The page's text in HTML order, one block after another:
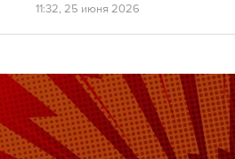
11:32, 25 июня 2026